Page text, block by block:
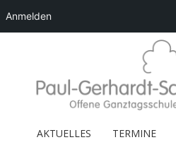
AKTUELLES TERMINE
Anmelden